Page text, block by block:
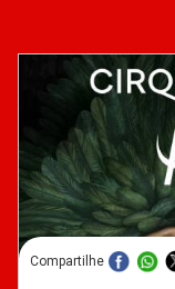
Compartilhe